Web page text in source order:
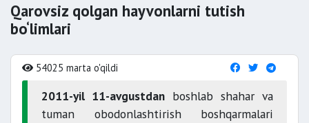
Qarovsiz qolgan hayvonlarni tutish
bo‘limlari
54025 marta o'qildi
2011-yil 11-avgustdan boshlab shahar va
tuman obodonlashtirish boshqarmalari